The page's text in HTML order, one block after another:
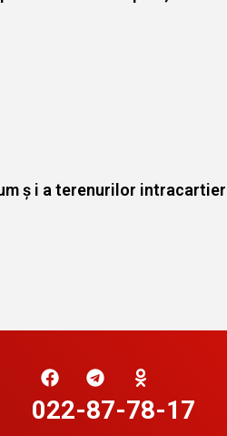
ș i a terenurilor
022-87-78-17